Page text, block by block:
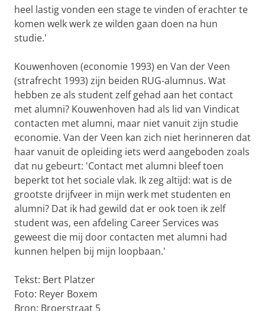
heel lastig vonden een stage te vinden of erachter te
komen welk werk ze wilden gaan doen na hun
studie.'
Kouwenhoven (economie 1993) en Van der Veen
(strafrecht 1993) zijn beiden RUG-alumnus. Wat
hebben ze als student zelf gehad aan het contact
met alumni? Kouwenhoven had als lid van Vindicat
contacten met alumni, maar niet vanuit zijn studie
economie. Van der Veen kan zich niet herinneren dat
haar vanuit de opleiding iets werd aangeboden zoals
dat nu gebeurt: 'Contact met alumni bleef toen
beperkt tot het sociale vlak. Ik zeg altijd: wat is de
grootste drijfveer in mijn werk met studenten en
alumni? Dat ik had gewild dat er ook toen ik zelf
student was, een afdeling Career Services was
geweest die mij door contacten met alumni had
kunnen helpen bij mijn loopbaan.'
Tekst: Bert Platzer
Foto: Reyer Boxem
Bron: Broerstraat 5